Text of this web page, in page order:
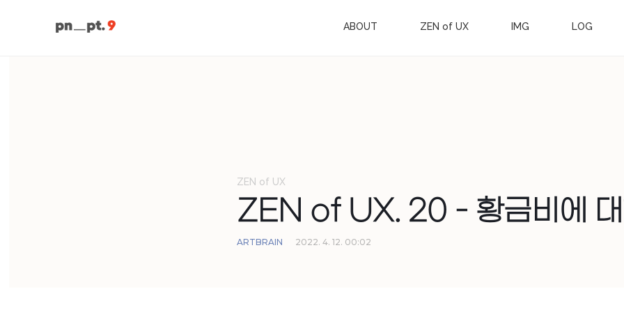
ABOUT ZEN of UX IMG LOG
ZEN of UX
ZEN of UX. 20 - 황금비에
ARTBRAIN 2022. 4. 12. 00:02